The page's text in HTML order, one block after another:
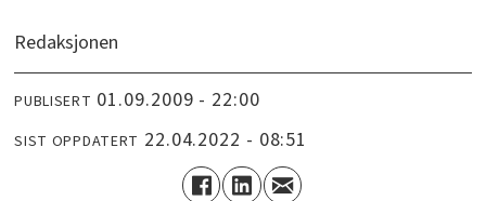
Redaksjonen
PUBLISERT 01.09.2009 - 22:00
SIST OPPDATERT 22.04.2022 - 08:51